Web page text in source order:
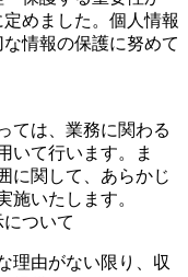
めました。個人情報
情報の保護に努めて
ては、業務に関わる
いて行います。ま
に関して、あらかじ
施いたします。
ついて
理由がない限り、収